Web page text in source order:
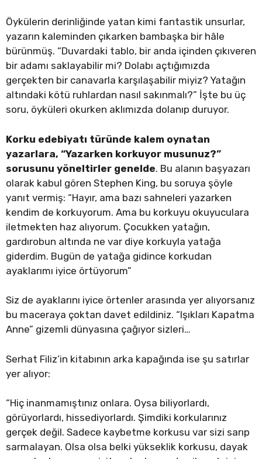
Öykülerin derinliğinde yatan kimi fantastik unsurlar,
yazarın kaleminden çıkarken bambaşka bir hâle
bürünmüş. “Duvardaki tablo, bir anda içinden çıkıveren
bir adamı saklayabilir mi? Dolabı açtığımızda
gerçekten bir canavarla karşılaşabilir miyiz? Yatağın
altındaki kötü ruhlardan nasıl sakınmalı?” İşte bu üç
soru, öyküleri okurken aklımızda dolanıp duruyor.
Korku edebiyatı türünde kalem oynatan
yazarlara, “Yazarken korkuyor musunuz?”
sorusunu yöneltirler genelde. Bu alanın başyazarı
olarak kabul gören Stephen King, bu soruya şöyle
yanıt vermiş: “Hayır, ama bazı sahneleri yazarken
kendim de korkuyorum. Ama bu korkuyu okuyuculara
iletmekten haz alıyorum. Çocukken yatağın,
gardırobun altında ne var diye korkuyla yatağa
giderdim. Bugün de yatağa gidince korkudan
ayaklarımı iyice örtüyorum”
Siz de ayaklarını iyice örtenler arasında yer alıyorsanız
bu maceraya çoktan davet edildiniz. “Işıkları Kapatma
Anne” gizemli dünyasına çağıyor sizleri…
Serhat Filiz’in kitabının arka kapağında ise şu satırlar
yer alıyor:
“Hiç inanmamıştınız onlara. Oysa biliyorlardı,
görüyorlardı, hissediyorlardı. Şimdiki korkularınız
gerçek değil. Sadece kaybetme korkusu var sizi sarıp
sarmalayan. Olsa olsa belki yükseklik korkusu, dayak